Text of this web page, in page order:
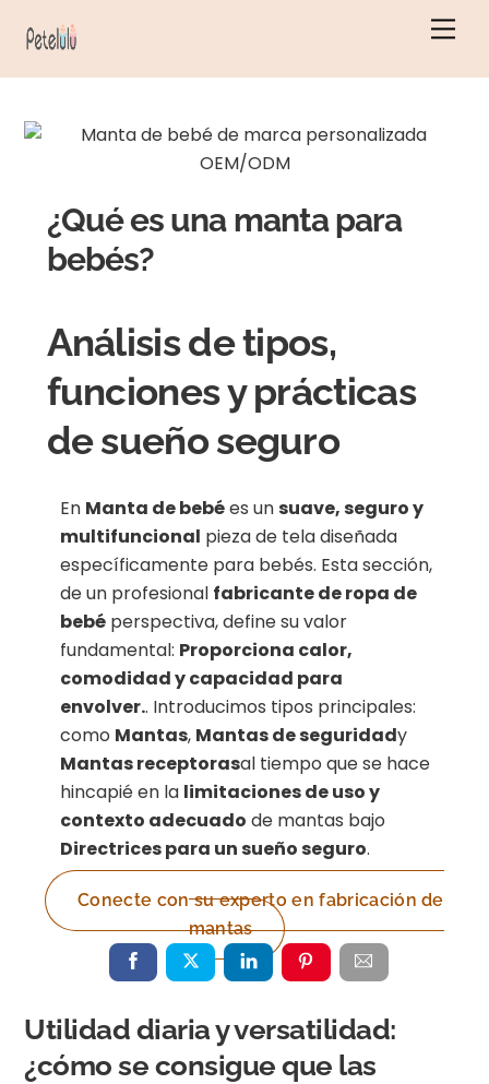
¿Qué es una manta para
bebés?
Análisis de tipos,
funciones y prácticas
de sueño seguro
En Manta de bebées un suave, seguro y
multifuncional pieza de tela diseñada
específicamente para bebés. Esta sección,
de un profesional fabricante de ropa de
bebé perspectiva, define su valor
fundamental: Proporciona calor,
comodidad y capacidad para
envolver.. Introducimos tipos principales:
como Mantas, Mantas de seguridady
Mantas receptorasal tiempo que se hace
hincapié en la limitaciones de uso y
contexto adecuado de mantas bajo
Directrices para un sueño seguro.
Conecte con su experto en fabricación de
mantas
Utilidad diaria y versatilidad:
¿cómo se consigue que las